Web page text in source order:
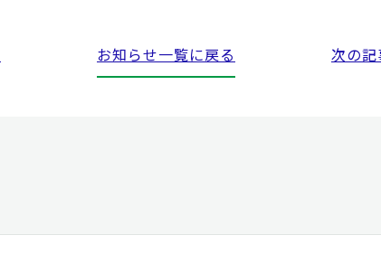
お知らせ一覧に戻る 次の